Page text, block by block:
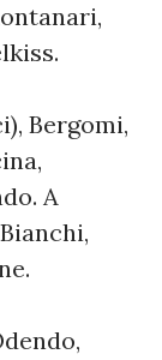
Bergomi,
A